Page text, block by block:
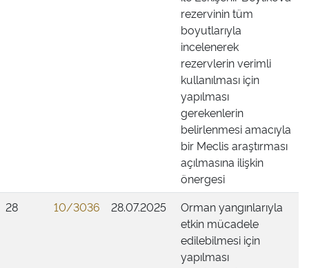
rezervinin tüm
boyutlarıyla
incelenerek
rezervlerin verimli
kullanılması için
yapılması
gerekenlerin
belirlenmesi amacıyla
bir Meclis araştırması
açılmasına ilişkin
önergesi
28
10/3036 28.07.2025
Orman yangınlarıyla
etkin mücadele
edilebilmesi için
yapılması